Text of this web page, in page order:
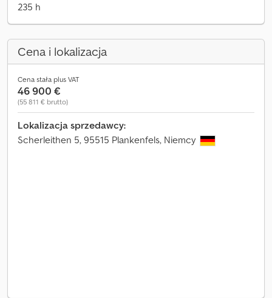
235 h
Cena i lokalizacja
Cena stała plus VAT
46 900 €
(55 811 € brutto)
Lokalizacja sprzedawcy:
Scherleithen 5, 95515 Plankenfels, Niemcy